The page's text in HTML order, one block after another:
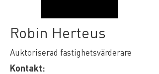
Robin Herteus
Auktoriserad fastighetsvärderare
Kontakt: